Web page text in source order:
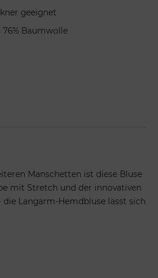
geeignet
76% Baumwolle
Manschetten ist diese Bluse
mit Stretch und der innovativen
Langarm-Hemdbluse lässt sich